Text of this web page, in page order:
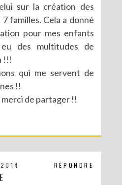
sur la création des
familles. Cela a donné
pour mes enfants
des multitudes de
!!!
qui me servent de
!!
de partager !!
RÉPONDRE